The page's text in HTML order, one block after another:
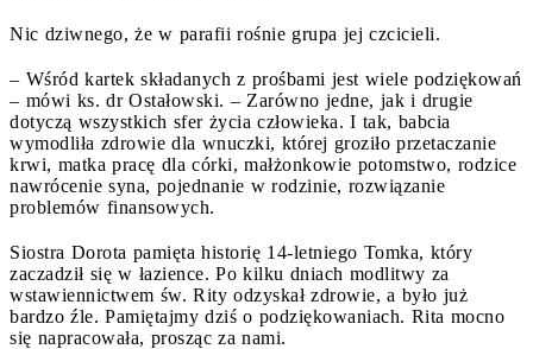
Nic dziwnego, że w parafii rośnie grupa jej czcicieli.
– Wśród kartek składanych z prośbami jest wiele podziękowań
– mówi ks. dr Ostałowski. – Zarówno jedne, jak i drugie
dotyczą wszystkich sfer życia człowieka. I tak, babcia
wymodliła zdrowie dla wnuczki, której groziło przetaczanie
krwi, matka pracę dla córki, małżonkowie potomstwo, rodzice
nawrócenie syna, pojednanie w rodzinie, rozwiązanie
problemów finansowych.
Siostra Dorota pamięta historię 14-letniego Tomka, który
zaczadził się w łazience. Po kilku dniach modlitwy za
wstawiennictwem św. Rity odzyskał zdrowie, a było już
bardzo źle. Pamiętajmy dziś o podziękowaniach. Rita mocno
się napracowała, prosząc za nami.